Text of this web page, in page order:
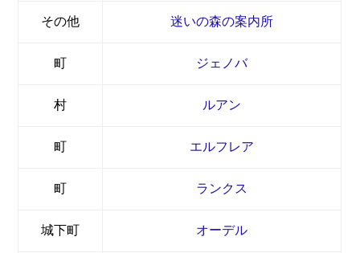
その他 迷いの森の案内所
町 ジェノバ
村 ルアン
町 エルフレア
町 ランクス
城下町 オーデル